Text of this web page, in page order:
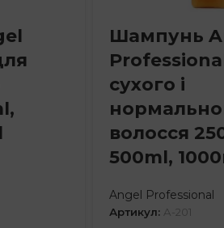
Шампунь
сухого і
волосся
500ml,
Angel Professional
Артикул: A-201